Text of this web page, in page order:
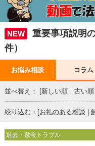
NEW
重要事項説明
件）
お悩み相談 コラム
並べ替え： [新しい順｜ 古い順
絞り込む：[お礼のある相談 |
退去・敷金トラブル